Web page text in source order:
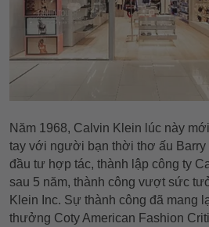
Năm 1968, Calvin Klein lúc này
tay với người bạn thời thơ ấu Barry
đầu tư hợp tác, thành lập công ty
sau 5 năm, thành công vượt sức
Klein Inc. Sự thành công đã mang
thưởng Coty American Fashion